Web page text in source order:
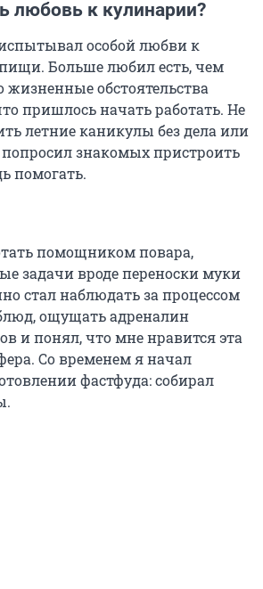
любовь к кулинарии?
особой любви к
Больше любил есть, чем
жизненные обстоятельства
пришлось начать работать. Не
летние каникулы без дела или
попросил знакомых пристроить
помогать.
помощником повара,
задачи вроде переноски муки
стал наблюдать за процессом
ощущать адреналин
и понял, что мне нравится эта
Со временем я начал
фастфуда: собирал